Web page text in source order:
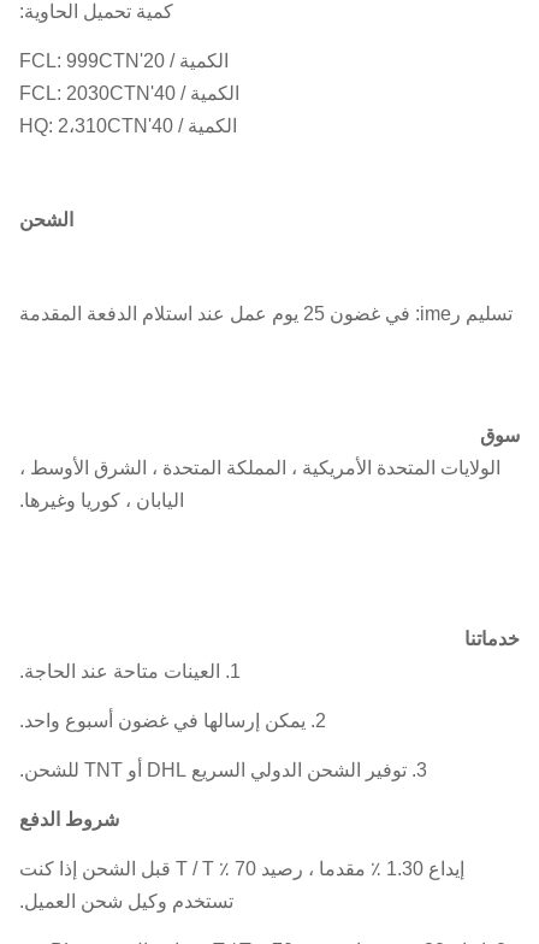
كمية تحميل الحاوية:
الكمية / 20'FCL: 999CTN
الكمية / 40'FCL: 2030CTN
الكمية / 40'HQ: 2،310CTN
الشحن
تسليم ر ime: في غضون 25 يوم عمل عند استلام الدفعة المقدمة
سوق
الولايات المتحدة الأمريكية ، المملكة المتحدة ، الشرق الأوسط ،
اليابان ، كوريا وغيرها.
خدماتنا
1. العينات متاحة عند الحاجة.
2. يمكن إرسالها في غضون أسبوع واحد.
3. توفير الشحن الدولي السريع DHL أو TNT للشحن.
شروط الدفع
إيداع 1.30 ٪ مقدما ، رصيد 70 ٪ T / T قبل الشحن إذا كنت
تستخدم وكيل شحن العميل.